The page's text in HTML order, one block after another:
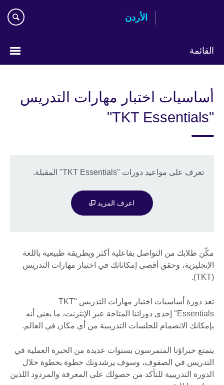
الأردن
القائمة
أساسيات اختبار مهارات التدريس
"TKT Essentials"
تعرف على مواعيد دورات "TKT Essentials" المقبلة.
اعرف المزيد
مكّن طلابك من التواصل بفاعلية أكثر وبطريقة طبيعية باللغة
الإنجليزية، وحقق أقصى إمكاناتك في اختبار مهارات التدريس
(TKT).
تعد دورة أساسيات اختبار مهارات التدريس "TKT
Essentials" إحدى دوراتنا المتاحة عبر الإنترنت، ما يعني أنه
بإمكانك الانضمام للجلسات التدريبية من أي مكان في العالم.
يتمتع خبراؤنا المتمرسون بسنوات عديدة من الخبرة العملية في
التدريس في الصفوف، وسوف يرشدونك خطوة بخطوة خلال
الدورة التدريبية للتأكد من حصولك على المعرفة والمردود اللذين